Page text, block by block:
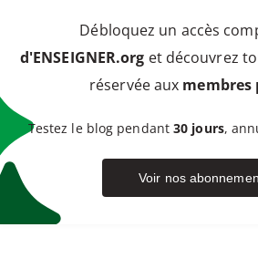
Débloquez un accès
d'ENSEIGNER.org et découvrez
réservée aux membres
Testez le blog pendant30 jours,
Voir nos